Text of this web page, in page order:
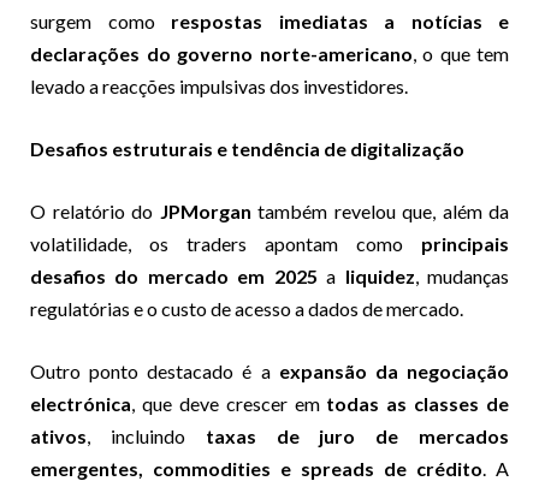
surgem como respostas imediatas a notícias e
declarações do governo norte-americano , o que tem
levado a reacções impulsivas dos investidores.
Desafios estruturais e tendência de digitalização
O relatório do JPMorgan também revelou que, além da
volatilidade, os traders apontam como principais
desafios do mercado em 2025 a liquidez , mudanças
regulatórias e o custo de acesso a dados de mercado.
Outro ponto destacado é a expansão da negociação
electrónica , que deve crescer em todas as classes de
ativos , incluindo taxas de juro de mercados
emergentes, commodities e spreads de crédito . A